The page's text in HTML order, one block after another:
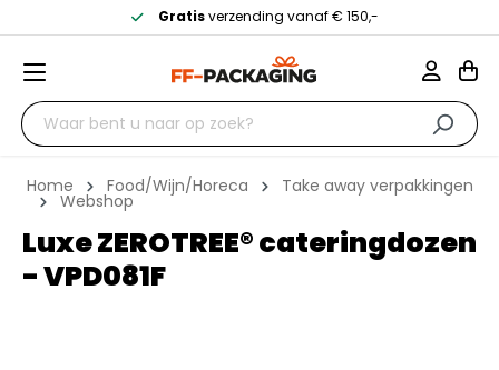
Gratisverzending vanaf € 150,-
Home Food/Wijn/Horeca Take away verpakkingen
Webshop
Luxe ZEROTREE® cateringdozen
- VPD081F